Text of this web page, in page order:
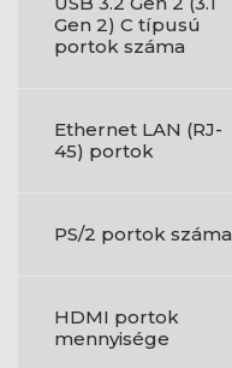
Gen 2) C típusú
portok száma
Ethernet LAN (RJ-
45) portok
PS/2 portok száma
HDMI portok
mennyisége